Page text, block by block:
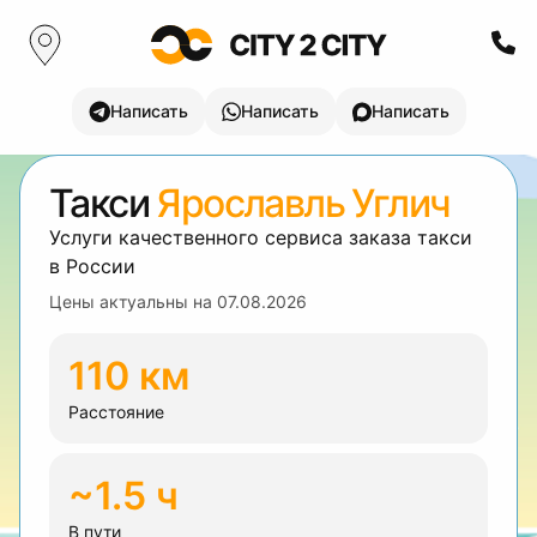
Написать Написать Написать
Такси Ярославль Углич
Услуги качественного сервиса заказа такси
в России
Цены актуальны на 07.08.2026
110 км
Расстояние
~1.5 ч
В пути